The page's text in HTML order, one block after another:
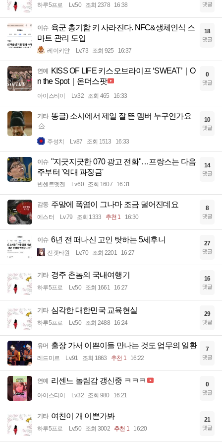
하루5프로 Lv.50 조회 2378 16:38 댓글
이슈 육군 총기함 키 사라진다. NFC&생체인식 스
마트 관리 도입
레이키얀 Lv.73 조회 925 16:37
18
댓글
연예 KISS OF LIFE 키스오브라이프 ‘SWEAT’｜O
n the Spot｜온더스팟
아이스티이 Lv.32 조회 465 16:33
0
댓글
기타 똥글) 소시에서 제일 잘 뜬 멤버 누구인가요
주성치 Lv.87 조회 1513 16:33
10
댓글
이슈 "지긋지긋한 070 광고 전화"…프랑스는 다음
주부터 '억대 과징금'
빈센트멧젠 Lv.60 조회 1607 16:31
14
댓글
감동 주말에 폭염이 그나마 조금 덜어진데요
에스터 Lv.79 조회 1333 추천 1 16:30
8
댓글
이슈 6년 전 떠나신 고인 탓하는 5세후니
진겟타원 Lv.70 조회 2201 16:27
27
댓글
기타 경주 촌놈의 국내여행기
하루5프로 Lv.50 조회 1661 16:27
16
댓글
기타 심각한 대한민국 교육현실
하루5프로 Lv.50 조회 2488 16:24
29
댓글
유머 출장 가서 이쁜이들 만나는 것도 업무의 일환
레드미르 Lv.91 조회 1863 추천 1 16:22
7
댓글
연예 리센느 놀림감 갱신중 ㅋㅋㅋ
아이스티이 Lv.32 조회 980 16:21
0
댓글
기타 여친이 개 이쁜가봐
하루5프로 Lv.50 조회 3002 추천 1 16:20
21
댓글